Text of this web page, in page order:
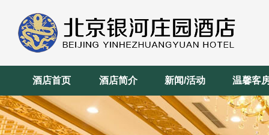
酒店首页 酒店简介 新闻/活动 温馨客